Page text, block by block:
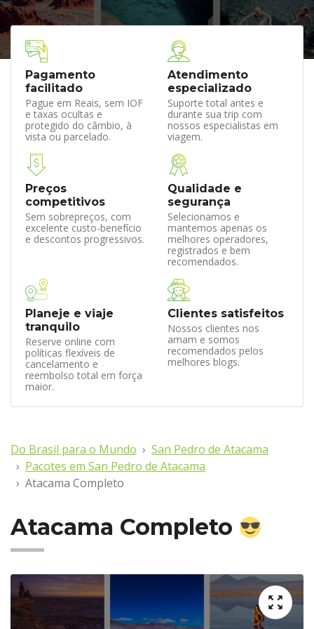
Pagamento
facilitado
Pague em Reais, sem IOF
e taxas ocultas e
protegido do câmbio, à
vista ou parcelado.
Atendimento
especializado
Suporte total antes e
durante sua trip com
nossos especialistas em
viagem.
Preços
competitivos
Sem sobrepreços, com
excelente custo-benefício
e descontos progressivos.
Qualidade e
segurança
Selecionamos e
mantemos apenas os
melhores operadores,
registrados e bem
recomendados.
Planeje e viaje
tranquilo
Reserve online com
políticas flexíveis de
cancelamento e
reembolso total em força
maior.
Clientes satisfeitos
Nossos clientes nos
amam e somos
recomendados pelos
melhores blogs.
Do Brasil para o Mundo
San Pedro de Atacama
Pacotes em San Pedro de Atacama
Atacama Completo
Atacama Completo